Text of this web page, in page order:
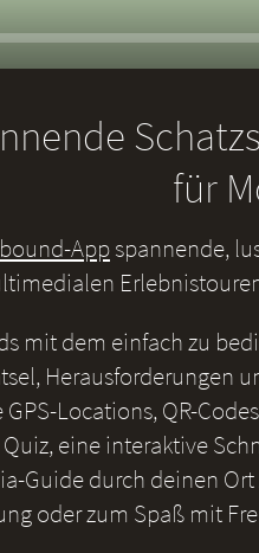
Seek
für
Appspannende,
mit dem einfach zu
Herausforderungen
Locations, QR-
eine interaktive
Guide durch deinen
oder zum Spaß mit